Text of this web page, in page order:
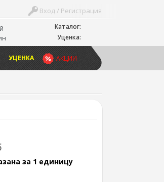
Каталог:
Уценка:
Вход / Регистрация
АКЦИИ
УЦЕНКА
за 1 единицу